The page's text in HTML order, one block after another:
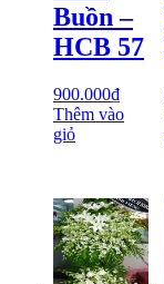
Buồn –
HCB 57
900.000₫
Thêm vào
giỏ